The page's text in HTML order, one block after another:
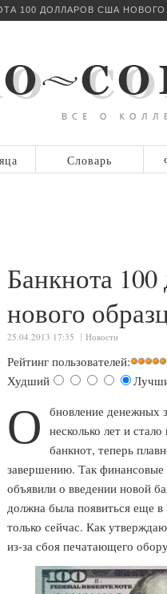
100 ДОЛЛАРОВ США НОВОГО
Словарь
Банкнота
нового
25.04.2013 17:35 Новости
Рейтинг пользователей:
Худший
О
бновление денежных
несколько лет и
банкнот, теперь
завершению. Так
объявили о введении новой
должна была появиться еще
только сейчас. Как
из-за сбоя печатающего